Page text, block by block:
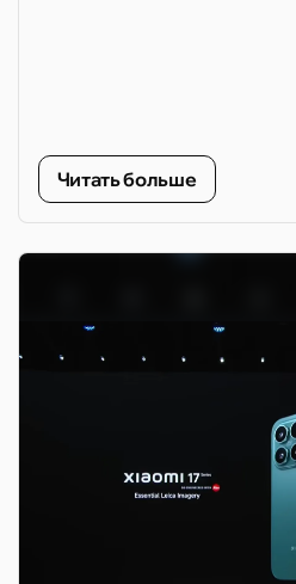
Читать больше